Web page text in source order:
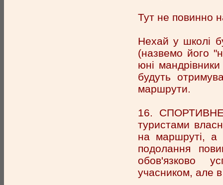
Тут не повинно
Нехай у школі
(назвемо його
юні
будуть
маршрути.
16. СПОРТИВНЕ
туристами
на маршруті, а
подолання
обов'язково
учасником, але в